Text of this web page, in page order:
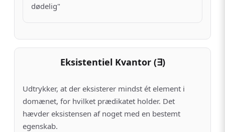
dødelig"
Eksistentiel Kvantor (∃)
Udtrykker, at der eksisterer mindst ét element i
domænet, for hvilket prædikatet holder. Det
hævder eksistensen af noget med en bestemt
egenskab.